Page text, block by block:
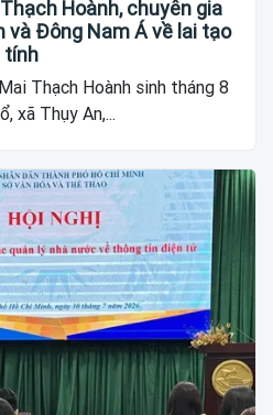
Hoành, chuyên gia
và Đông Nam Á về lai tạo
tính
Thạch Hoành sinh tháng 8
xã Thụy An,...